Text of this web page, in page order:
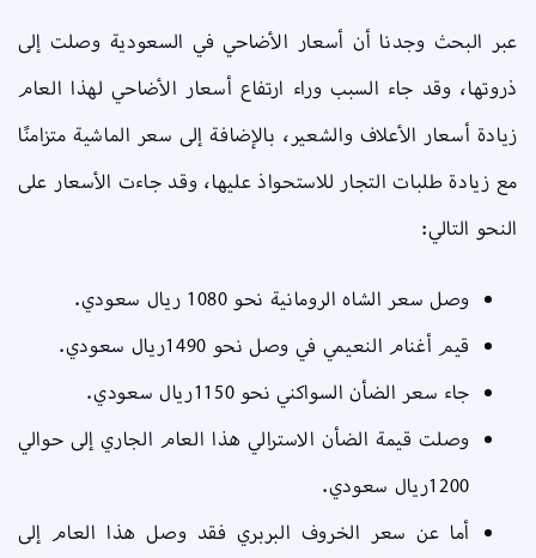
عبر البحث وجدنا أن أسعار الأضاحي في السعودية وصلت إلى
ذروتها، وقد جاء السبب وراء ارتفاع أسعار الأضاحي لهذا العام
زيادة أسعار الأعلاف والشعير، بالإضافة إلى سعر الماشية متزامنًا
مع زيادة طلبات التجار للاستحواذ عليها، وقد جاءت الأسعار على
النحو التالي:
وصل سعر الشاه الرومانية نحو 1080 ريال سعودي.
قيم أغنام النعيمي في وصل نحو 1490ريال سعودي.
جاء سعر الضأن السواكني نحو 1150ريال سعودي.
وصلت قيمة الضأن الاسترالي هذا العام الجاري إلى حوالي
1200ريال سعودي.
أما عن سعر الخروف البربري فقد وصل هذا العام إلى